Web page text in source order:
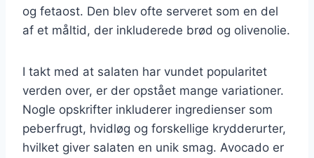
og fetaost. Den blev ofte serveret som en del
af et måltid, der inkluderede brød og olivenolie.
I takt med at salaten har vundet popularitet
verden over, er der opstået mange variationer.
Nogle opskrifter inkluderer ingredienser som
peberfrugt, hvidløg og forskellige krydderurter,
hvilket giver salaten en unik smag. Avocado er